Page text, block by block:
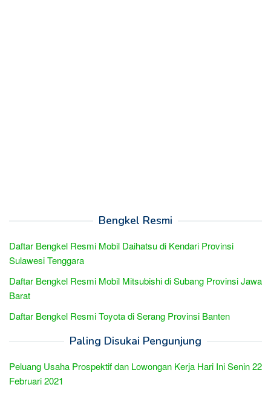
Bengkel Resmi
Daftar Bengkel Resmi Mobil Daihatsu di Kendari Provinsi
Sulawesi Tenggara
Daftar Bengkel Resmi Mobil Mitsubishi di Subang Provinsi Jawa
Barat
Daftar Bengkel Resmi Toyota di Serang Provinsi Banten
Paling Disukai Pengunjung
Peluang Usaha Prospektif dan Lowongan Kerja Hari Ini Senin 22
Februari 2021